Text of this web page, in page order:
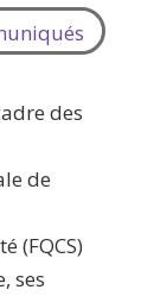
des
de
(FQCS)
ses